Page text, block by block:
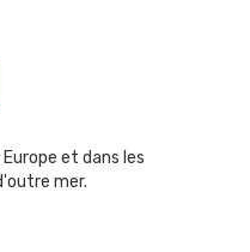
et dans les
mer.